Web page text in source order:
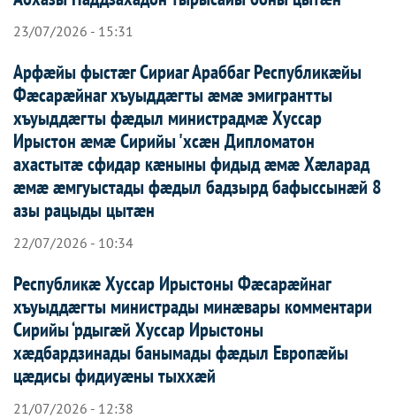
23/07/2026 - 15:31
Арфæйы фыстæг Сириаг Араббаг Республикæйы
Фæсарæйнаг хъуыддæгты æмæ эмигрантты
хъуыддæгты фæдыл министрадмæ Хуссар
Ирыстон æмæ Сирийы 'хсæн Дипломатон
ахастытæ сфидар кæныны фидыд æмæ Хæларад
æмæ æмгуыстады фæдыл бадзырд бафыссынæй 8
азы рацыды цытæн
22/07/2026 - 10:34
Республикæ Хуссар Ирыстоны Фæсарæйнаг
хъуыддæгты министрады минæвары комментари
Сирийы ‘рдыгæй Хуссар Ирыcтоны
хæдбардзинады банымады фæдыл Европæйы
цæдисы фидиуæны тыххæй
21/07/2026 - 12:38